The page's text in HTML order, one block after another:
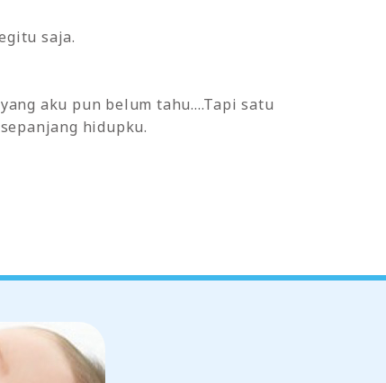
saja.
aku pun belum tahu....Tapi satu
hidupku.